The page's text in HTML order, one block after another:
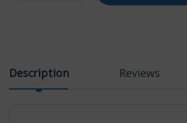
Description Reviews